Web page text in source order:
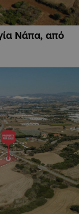
Νάπα, από